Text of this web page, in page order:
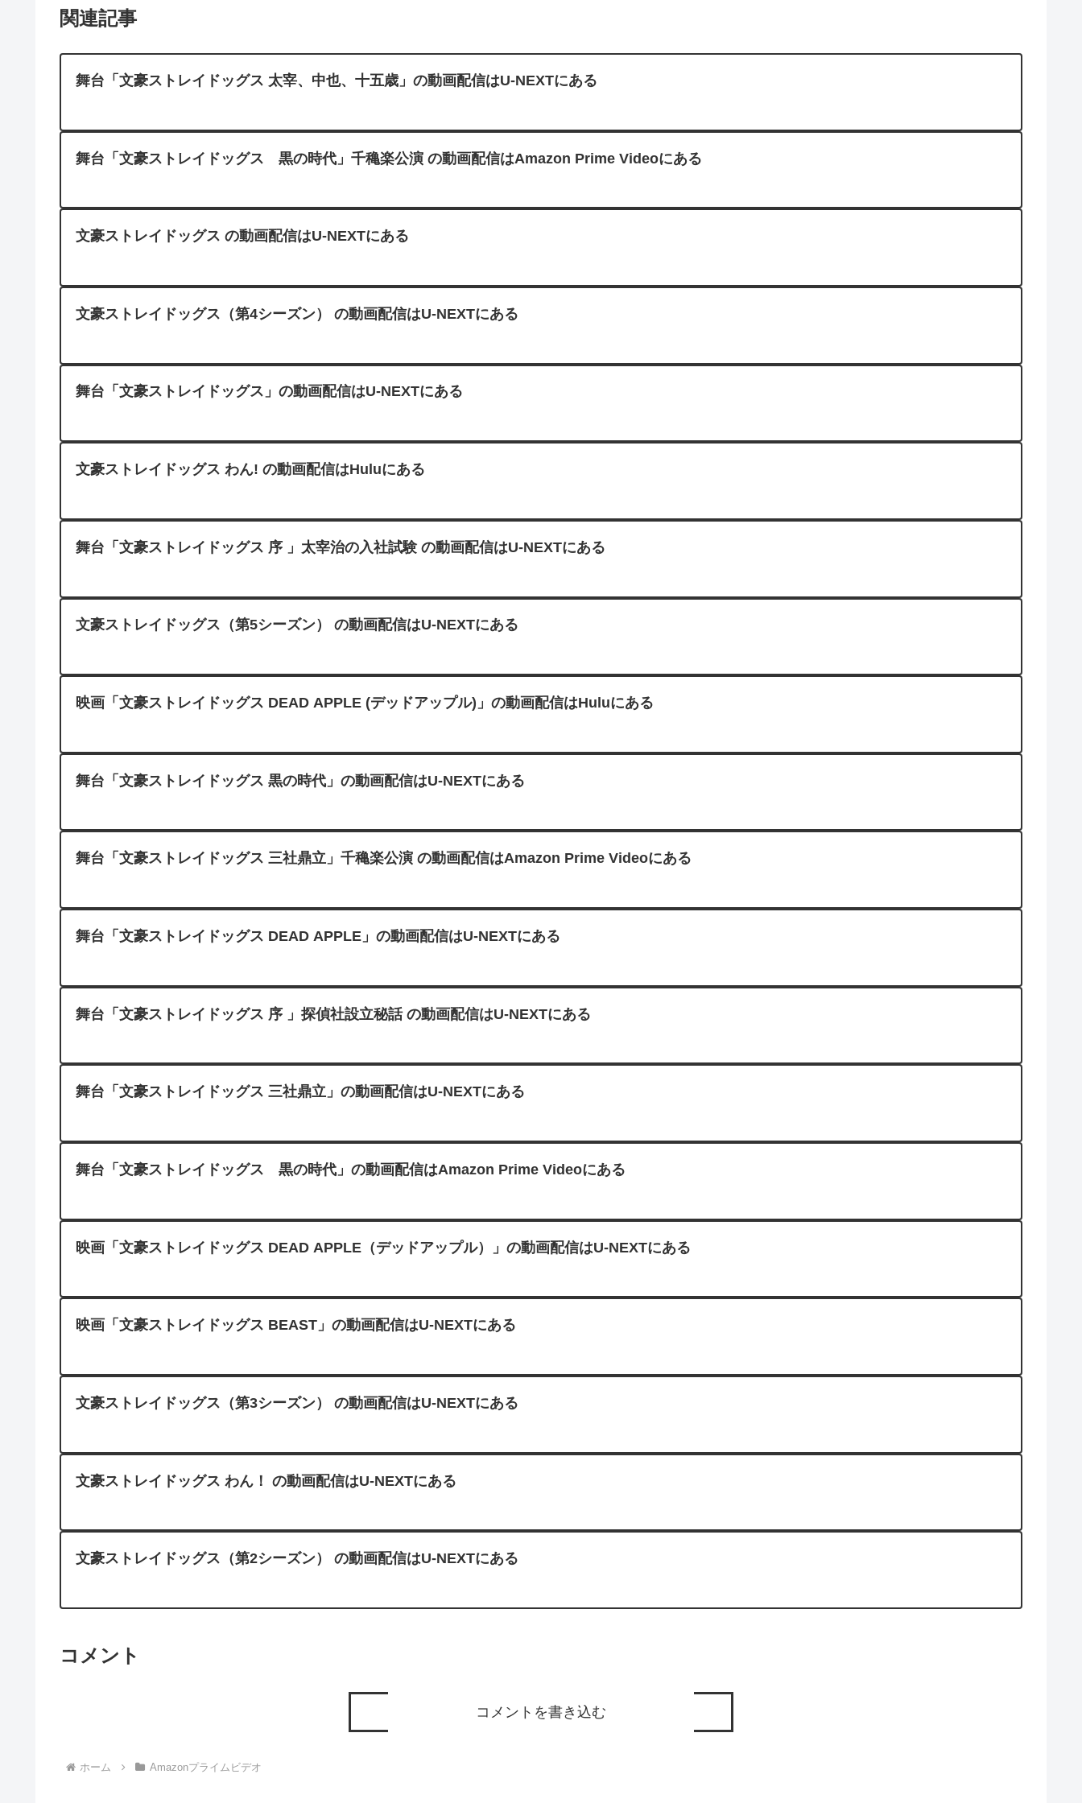
関連記事
舞台「文豪ストレイドッグス 太宰、中也、十五歳」の動画配信はU-NEXTにある
舞台「文豪ストレイドッグス 黒の時代」千穐楽公演 の動画配信はAmazon Prime Videoにある
文豪ストレイドッグス の動画配信はU-NEXTにある
文豪ストレイドッグス（第4シーズン） の動画配信はU-NEXTにある
舞台「文豪ストレイドッグス」の動画配信はU-NEXTにある
文豪ストレイドッグス わん! の動画配信はHuluにある
舞台「文豪ストレイドッグス 序 」太宰治の入社試験 の動画配信はU-NEXTにある
文豪ストレイドッグス（第5シーズン） の動画配信はU-NEXTにある
映画「文豪ストレイドッグス DEAD APPLE (デッドアップル)」の動画配信はHuluにある
舞台「文豪ストレイドッグス 黒の時代」の動画配信はU-NEXTにある
舞台「文豪ストレイドッグス 三社鼎立」千穐楽公演 の動画配信はAmazon Prime Videoにある
舞台「文豪ストレイドッグス DEAD APPLE」の動画配信はU-NEXTにある
舞台「文豪ストレイドッグス 序 」探偵社設立秘話 の動画配信はU-NEXTにある
舞台「文豪ストレイドッグス 三社鼎立」の動画配信はU-NEXTにある
舞台「文豪ストレイドッグス 黒の時代」の動画配信はAmazon Prime Videoにある
映画「文豪ストレイドッグス DEAD APPLE（デッドアップル）」の動画配信はU-NEXTにある
映画「文豪ストレイドッグス BEAST」の動画配信はU-NEXTにある
文豪ストレイドッグス（第3シーズン） の動画配信はU-NEXTにある
文豪ストレイドッグス わん！ の動画配信はU-NEXTにある
文豪ストレイドッグス（第2シーズン） の動画配信はU-NEXTにある
コメント
コメントを書き込む
ホーム Amazonプライムビデオ